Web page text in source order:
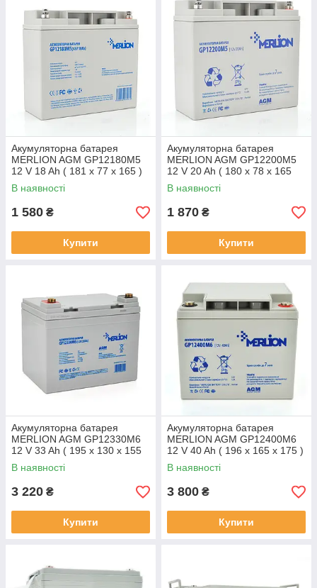
Акумуляторна батарея
MERLION AGM GP12180M5
12 V 18 Ah ( 181 x 77 x 165 )
Q4
В наявності
1 580 ₴
Купити
Акумуляторна батарея
MERLION AGM GP12200M5
12 V 20 Ah ( 180 x 78 x 165
(168) ) Q4
В наявності
1 870 ₴
Купити
Акумуляторна батарея
MERLION AGM GP12330M6
12 V 33 Ah ( 195 x 130 x 155
(165) ) 9.8 kg White Q1
В наявності
3 220 ₴
Купити
Акумуляторна батарея
MERLION AGM GP12400M6
12 V 40 Ah ( 196 x 165 x 175 )
Q1
В наявності
3 800 ₴
Купити